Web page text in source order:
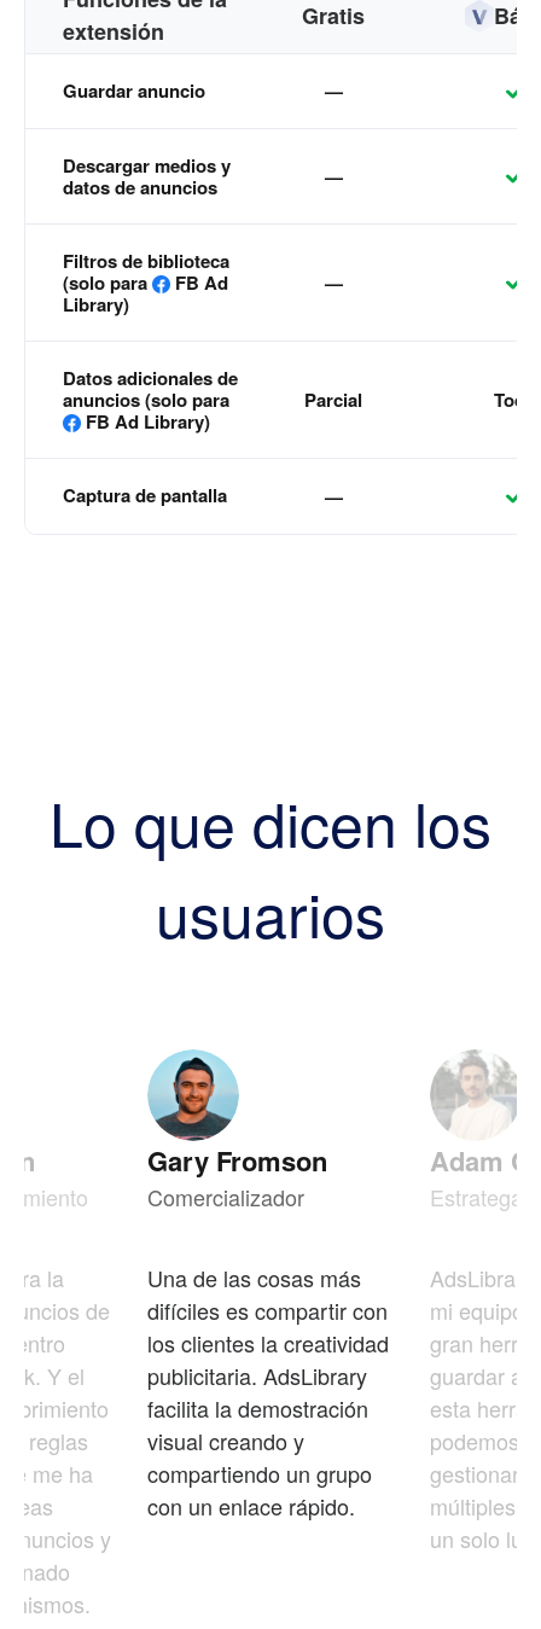
extensión
Gratis
Guardar anuncio —
Descargar medios y
datos de anuncios
—
Filtros de biblioteca
(solo para
FB Ad
Library)
—
Datos adicionales de
anuncios (solo para
FB Ad Library)
Parcial Todo
Captura de pantalla —
Lo que dicen los
usuarios
la
de
Y el
reglas
me ha
y
mismos.
Gary Fromson
Comercializador
Una de las cosas más
difíciles es compartir con
los clientes la creatividad
publicitaria. AdsLibrary
facilita la demostración
visual creando y
compartiendo un grupo
con un enlace rápido.
Adam
Estratega
mi equipo
gran
guardar
esta
podemos
gestionar
múltiples
un solo